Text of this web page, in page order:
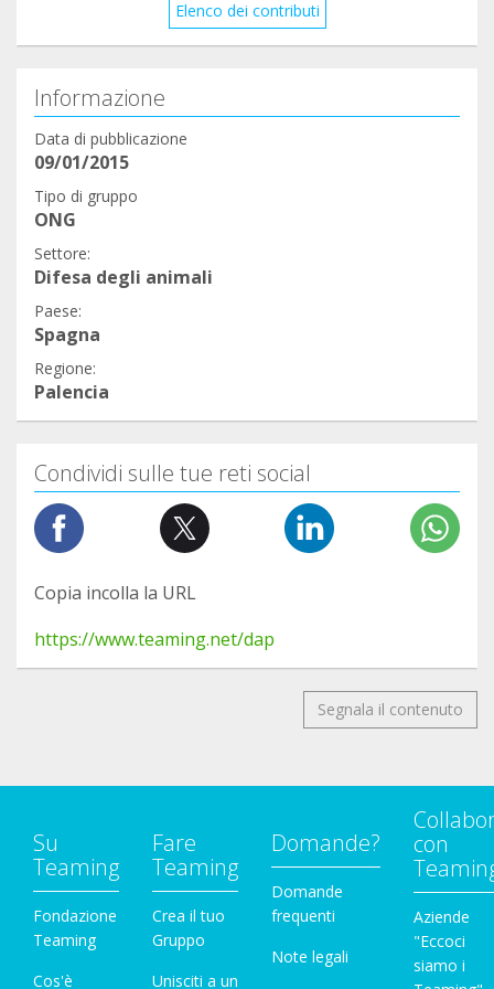
sabe gracias a qué "compartir" encontrarán su
hogar. Gracias❤️ .
Elenco dei contributi
Informazione
Data di pubblicazione
09/01/2015
Tipo di gruppo
ONG
Settore:
Difesa degli animali
Paese:
Spagna
Regione:
Palencia
Condividi sulle tue reti social
Copia incolla la URL
https://www.teaming.net/dap
Segnala il contenuto
Su
Teaming
Fondazione
Teaming
Cos'è
Fare
Teaming
Crea il tuo
Gruppo
Unisciti a un
Domande?
Domande
frequenti
Note legali
con
Aziende
"Eccoci
siamo i